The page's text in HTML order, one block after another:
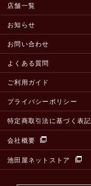
店舗一覧
お知らせ
お問い合わせ
よくある質問
ご利用ガイド
プライバシーポリシー
特定商取引法に基づく表記
会社概要
池田屋ネットストア